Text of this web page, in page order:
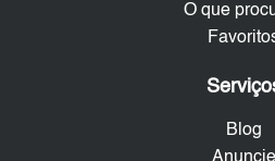
O que
Blog